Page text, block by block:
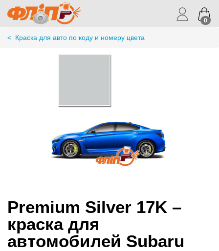
0
< Краска для авто по коду и номеру цвета
Premium Silver 17K –
краска для
автомобилей Subaru